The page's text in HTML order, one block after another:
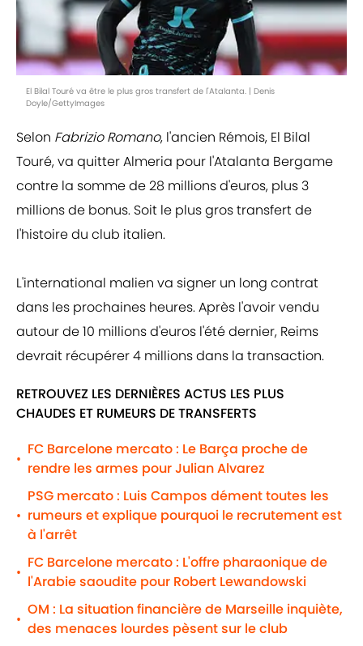
El Bilal Touré va être le plus gros transfert de l'Atalanta. | Denis
Doyle/GettyImages
Selon Fabrizio Romano, l'ancien Rémois, El Bilal
Touré, va quitter Almeria pour l'Atalanta Bergame
contre la somme de 28 millions d'euros, plus 3
millions de bonus. Soit le plus gros transfert de
l'histoire du club italien.
L'international malien va signer un long contrat
dans les prochaines heures. Après l'avoir vendu
autour de 10 millions d'euros l'été dernier, Reims
devrait récupérer 4 millions dans la transaction.
RETROUVEZ LES DERNIÈRES ACTUS LES PLUS
CHAUDES ET RUMEURS DE TRANSFERTS
•
FC Barcelone mercato : Le Barça proche de
rendre les armes pour Julian Alvarez
•
PSG mercato : Luis Campos dément toutes les
rumeurs et explique pourquoi le recrutement est
à l'arrêt
•
FC Barcelone mercato : L'offre pharaonique de
l'Arabie saoudite pour Robert Lewandowski
•
OM : La situation financière de Marseille inquiète,
des menaces lourdes pèsent sur le club